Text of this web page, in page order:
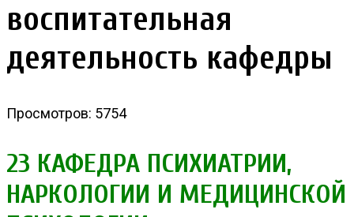
воспитательная
деятельность кафедры
Просмотров: 5754
23 КАФЕДРА ПСИХИАТРИИ,
НАРКОЛОГИИ И МЕДИЦИНСКОЙ